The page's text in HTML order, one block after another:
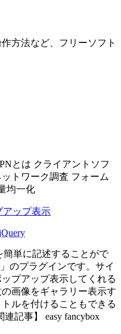
方法など、 フリーソフト
とは クライアントソフ
ットワーク調査 フォーム
均一化
アップ表示
簡単に記述することがで
のプラグインです。サイ
プアップ表示してくれる
画像をギャラリー表示す
ルを付けることもできる
記事】 easy fancybox